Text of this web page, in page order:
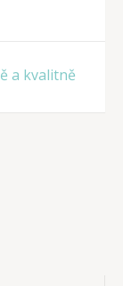
a kvalitně